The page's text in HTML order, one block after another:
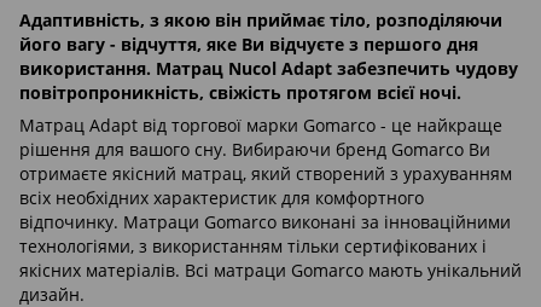
Адаптивність, з якою він приймає тіло, розподіляючи
його вагу - відчуття, яке Ви відчуєте з першого дня
використання. Матрац Nucol Adapt забезпечить чудову
повітропроникність, свіжість протягом всієї ночі.
Матрац Adapt від торгової марки Gomarco - це найкраще
рішення для вашого сну. Вибираючи бренд Gomarco Ви
отримаєте якісний матрац, який створений з урахуванням
всіх необхідних характеристик для комфортного
відпочинку. Матраци Gomarco виконані за інноваційними
технологіями, з використанням тільки сертифікованих і
якісних матеріалів. Всі матраци Gomarco мають унікальний
дизайн.